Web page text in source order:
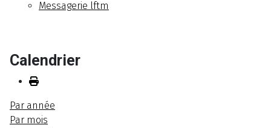
Messagerie lftm
Calendrier
Par année
Par mois